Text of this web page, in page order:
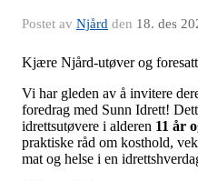
Postet av Njård den 18. des
Kjære Njård-utøver og
Vi har gleden av å invitere
foredrag med Sunn Idrett!
idrettsutøvere i alderen 11 år
praktiske råd om kosthold,
mat og helse i en